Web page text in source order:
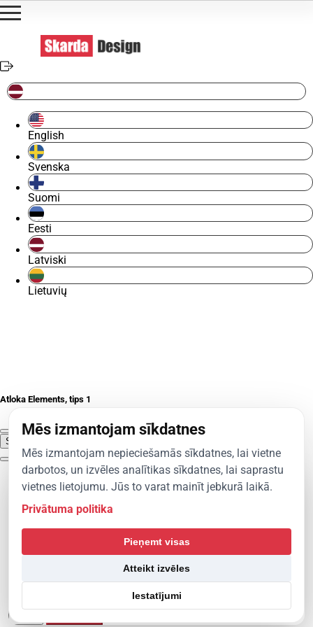
English
Svenska
Suomi
Eesti
Latviski
Lietuvių
Atloka Elements, tips 1
Save entity Add to cart
Mēs izmantojam sīkdatnes
Mēs izmantojam nepieciešamās sīkdatnes, lai vietne
darbotos, un izvēles analītikas sīkdatnes, lai saprastu
vietnes lietojumu. Jūs to varat mainīt jebkurā laikā.
Privātuma politika
Pieņemt visas
Atteikt izvēles
Iestatījumi
Izrakstīties
Vai tiešām vēlaties izrakstīties?